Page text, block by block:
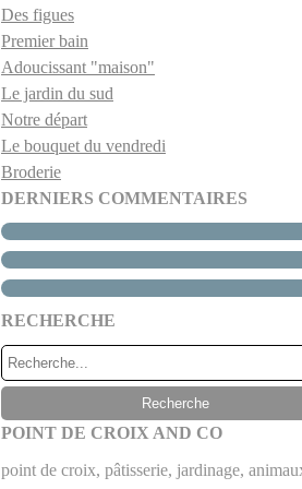
Des figues
Premier bain
Adoucissant "maison"
Le jardin du sud
Notre départ
Le bouquet du vendredi
Broderie
DERNIERS COMMENTAIRES
RECHERCHE
POINT DE CROIX AND CO
point de croix, pâtisserie, jardinage,